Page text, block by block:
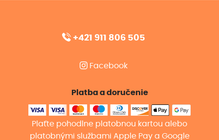
+421 911 806 505
Facebook
Platba a doručenie
Plaťte pohodlne platobnou kartou alebo
platobnými službami Apple Pay a Google